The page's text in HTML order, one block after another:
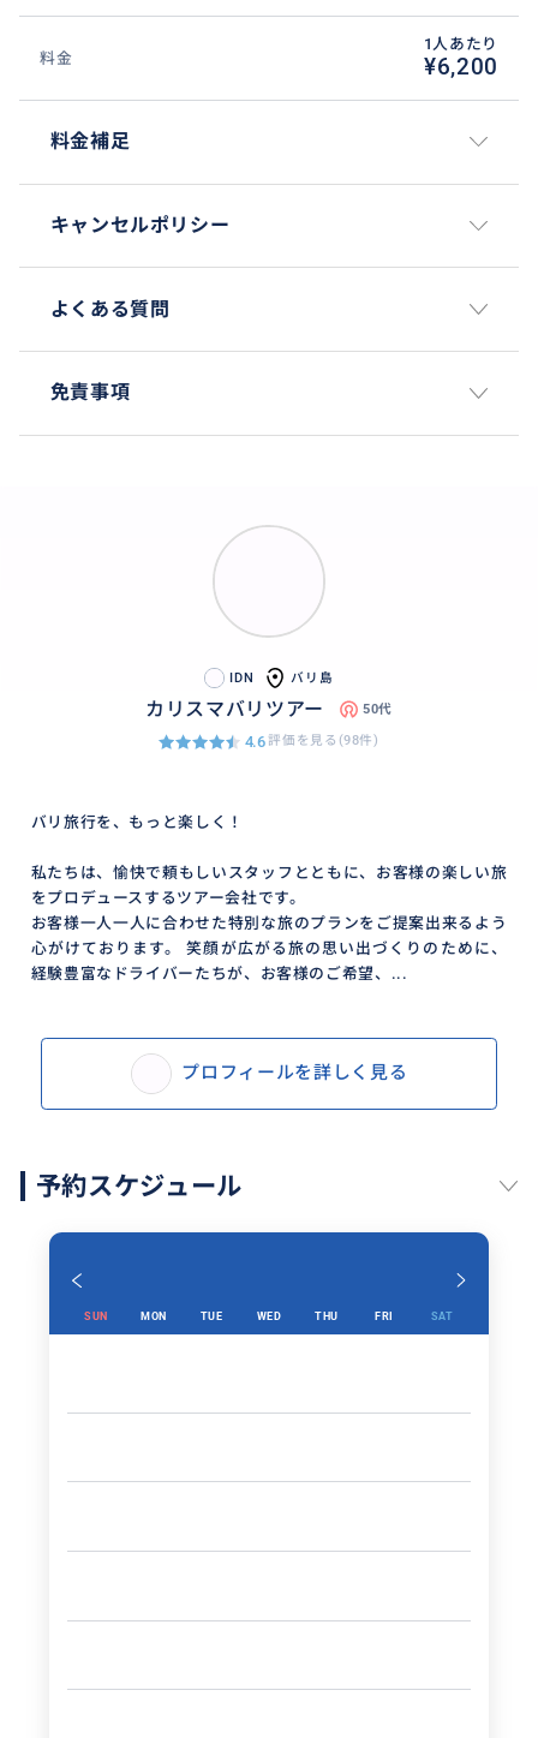
院は、メングウィ王国の気品漂う古刹です。美しい水
堀に囲まれた境内には、バリ島独特の茅葺き屋根の多
重塔（メル）が整然と立ち並び、その芸術的な景観は
訪れる者を圧倒します。手入れの行き届いた緑豊かな
だけで心が洗われるような穏やかな時間が流れます。バ
リ島ならではの歴史と美しさを一度に体感できる名所
料金
1人あたり
¥6,200
料金補足
キャンセルポリシー
よくある質問
免責事項
IDN バリ島
カリスマバリツアー 50代
4.6評価を見る(98件)
バリ旅行を、もっと楽しく！
私たちは、愉快で頼もしいスタッフとともに、お客様の楽しい旅
をプロデュースするツアー会社です。
お客様一人一人に合わせた特別な旅のプランをご提案出来るよう
心がけております。 笑顔が広がる旅の思い出づくりのために、
経験豊富なドライバーたちが、お客様のご希望、...
プロフィールを詳しく見る
予約スケジュール
SUN MON TUE WED THU FRI SAT